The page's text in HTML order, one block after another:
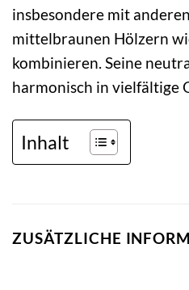
insbesondere mit
mittelbraunen Hölzern
kombinieren. Seine
harmonisch in vielfältige
Inhalt
ZUSÄTZLICHE